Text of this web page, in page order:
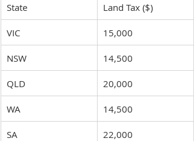
State Land Tax ($)
VIC 15,000
NSW 14,500
QLD 20,000
WA 14,500
SA 22,000